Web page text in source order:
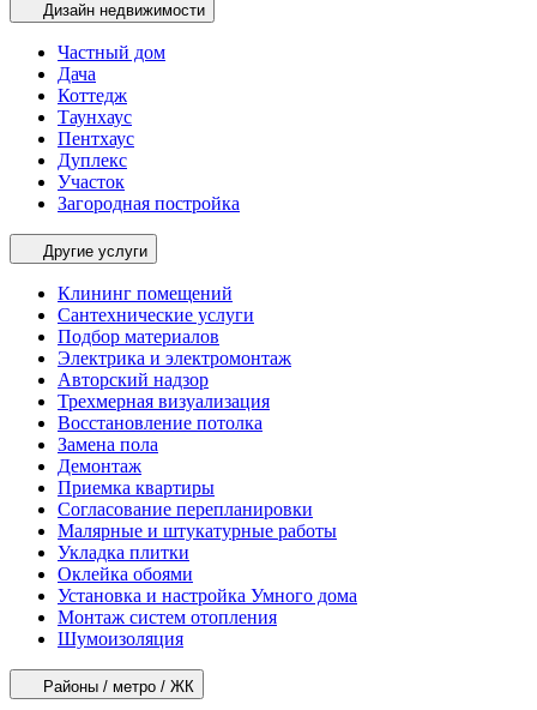
Дизайн недвижимости
Частный дом
Дача
Коттедж
Таунхаус
Пентхаус
Дуплекс
Участок
Загородная постройка
Другие услуги
Клининг помещений
Сантехнические услуги
Подбор материалов
Электрика и электромонтаж
Авторский надзор
Трехмерная визуализация
Восстановление потолка
Замена пола
Демонтаж
Приемка квартиры
Согласование перепланировки
Малярные и штукатурные работы
Укладка плитки
Оклейка обоями
Установка и настройка Умного дома
Монтаж систем отопления
Шумоизоляция
Районы / метро / ЖК